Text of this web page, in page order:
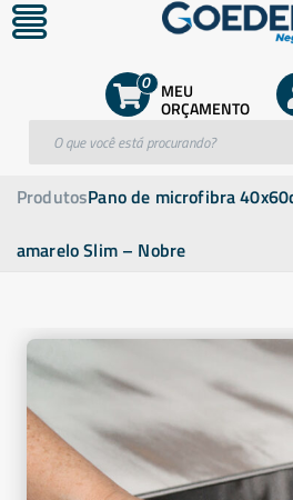
MEU
ORÇAMENTO
0
ProdutosPano de microfibra
amarelo Slim – Nobre